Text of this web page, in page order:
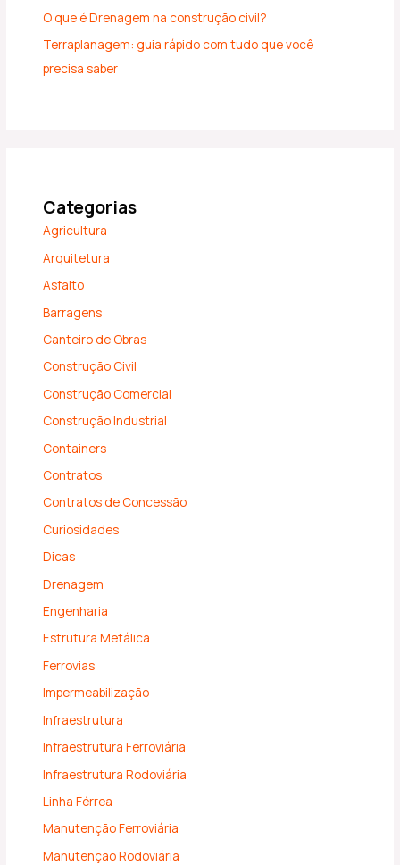
O que é Drenagem na construção civil?
Terraplanagem: guia rápido com tudo que você
precisa saber
Categorias
Agricultura
Arquitetura
Asfalto
Barragens
Canteiro de Obras
Construção Civil
Construção Comercial
Construção Industrial
Containers
Contratos
Contratos de Concessão
Curiosidades
Dicas
Drenagem
Engenharia
Estrutura Metálica
Ferrovias
Impermeabilização
Infraestrutura
Infraestrutura Ferroviária
Infraestrutura Rodoviária
Linha Férrea
Manutenção Ferroviária
Manutenção Rodoviária